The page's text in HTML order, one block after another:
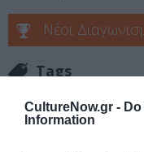
CultureNow.gr -
Information
Νέοι
Tags
ΕΝΤΕΧΝΟ - ΛΑΪΚΟ -
ΡΙΤΑ ΑΝΤΩΝΟΠΟΥΛΟΥ